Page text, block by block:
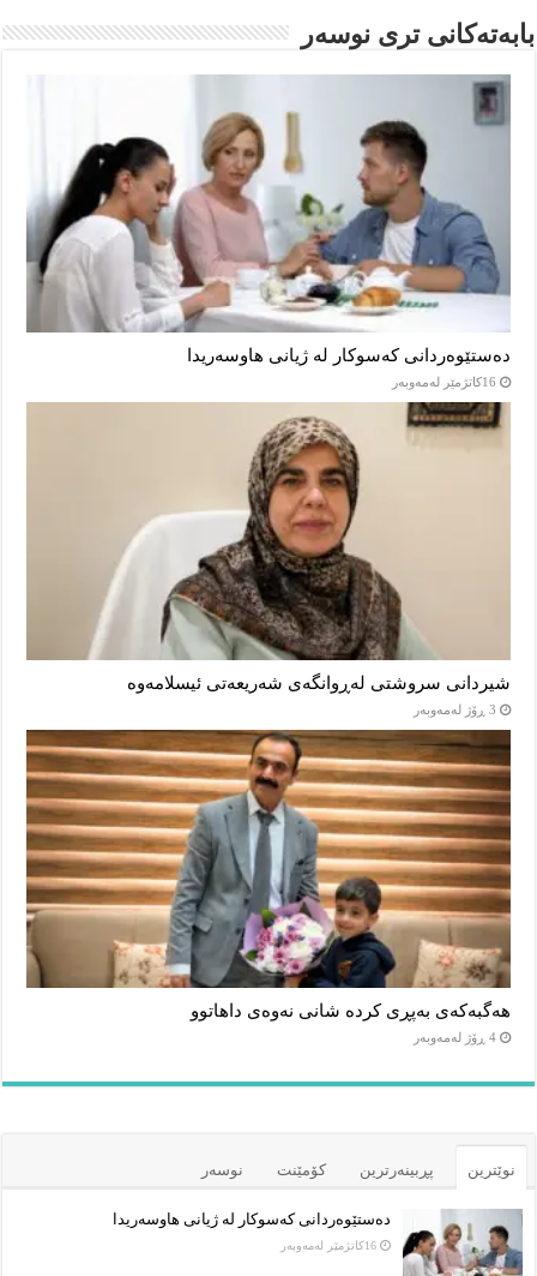
بابەتەکانى ترى نوسەر
دەستێوەردانی کەسوکار لە ژیانی هاوسەریدا
16كاتژمێر لەمەوبەر
شیردانی سروشتی لەڕوانگەی شەریعەتی ئیسلامەوە
3 ڕۆژ لەمەوبەر
هەگبەکەی بەپڕی کردە شانی نەوەی داهاتوو
4 ڕۆژ لەمەوبەر
نوێترین پڕبینەرترین کۆمێنت نوسەر
دەستێوەردانی کەسوکار لە ژیانی هاوسەریدا
16كاتژمێر لەمەوبەر